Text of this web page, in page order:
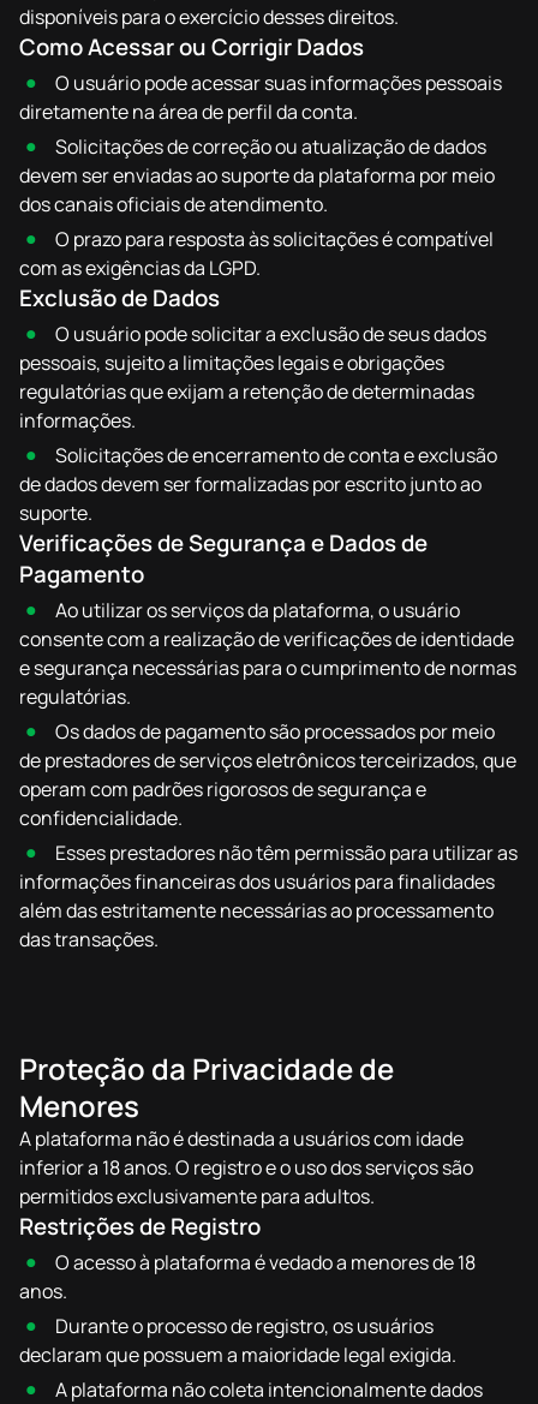
disponíveis para o exercício desses direitos.
Como Acessar ou Corrigir Dados
O usuário pode acessar suas informações pessoais
diretamente na área de perfil da conta.
Solicitações de correção ou atualização de dados
devem ser enviadas ao suporte da plataforma por meio
dos canais oficiais de atendimento.
O prazo para resposta às solicitações é compatível
com as exigências da LGPD.
Exclusão de Dados
O usuário pode solicitar a exclusão de seus dados
pessoais, sujeito a limitações legais e obrigações
regulatórias que exijam a retenção de determinadas
informações.
Solicitações de encerramento de conta e exclusão
de dados devem ser formalizadas por escrito junto ao
suporte.
Verificações de Segurança e Dados de
Pagamento
Ao utilizar os serviços da plataforma, o usuário
consente com a realização de verificações de identidade
e segurança necessárias para o cumprimento de normas
regulatórias.
Os dados de pagamento são processados por meio
de prestadores de serviços eletrônicos terceirizados, que
operam com padrões rigorosos de segurança e
confidencialidade.
Esses prestadores não têm permissão para utilizar as
informações financeiras dos usuários para finalidades
além das estritamente necessárias ao processamento
das transações.
Proteção da Privacidade de
Menores
A plataforma não é destinada a usuários com idade
inferior a 18 anos. O registro e o uso dos serviços são
permitidos exclusivamente para adultos.
Restrições de Registro
O acesso à plataforma é vedado a menores de 18
anos.
Durante o processo de registro, os usuários
declaram que possuem a maioridade legal exigida.
A plataforma não coleta intencionalmente dados